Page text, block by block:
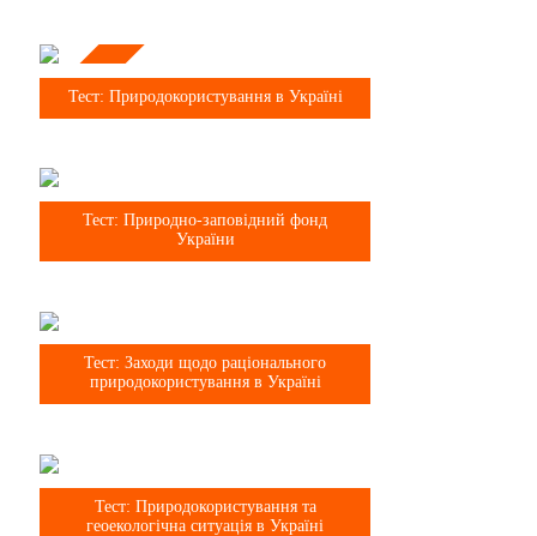
Тема 8 клас
Тест: Природокористування в Україні
8 клас
Тест: Природно-заповідний фонд
України
Тест: Заходи щодо раціонального
природокористування в Україні
Тест: Природокористування та
геоекологічна ситуація в Україні